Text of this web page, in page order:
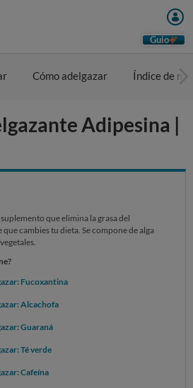
Guio
Cómo adelgazar Índice de
Adipesina |
que elimina la grasa del
cambies tu dieta. Se compone de alga
Fucoxantina
Alcachofa
Guaraná
Té verde
Cafeína